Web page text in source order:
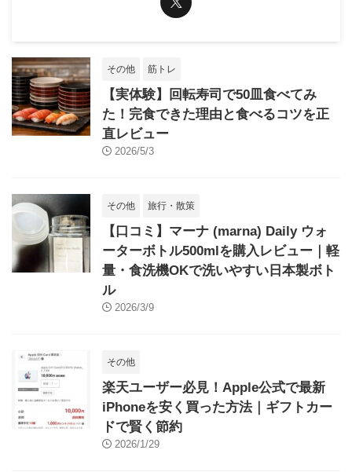
その他 筋トレ
【実体験】回転寿司で50皿食べてみ
た！完食できた理由と食べるコツを正
直レビュー
2026/5/3
その他 旅行・散策
【口コミ】マーナ (marna) Daily ウォ
ーターボトル500mlを購入レビュー｜軽
量・食洗機OKで洗いやすい日本製ボト
ル
2026/3/9
その他
楽天ユーザー必見！Apple公式で最新
iPhoneを安く買った方法｜ギフトカー
ドで賢く節約
2026/1/29